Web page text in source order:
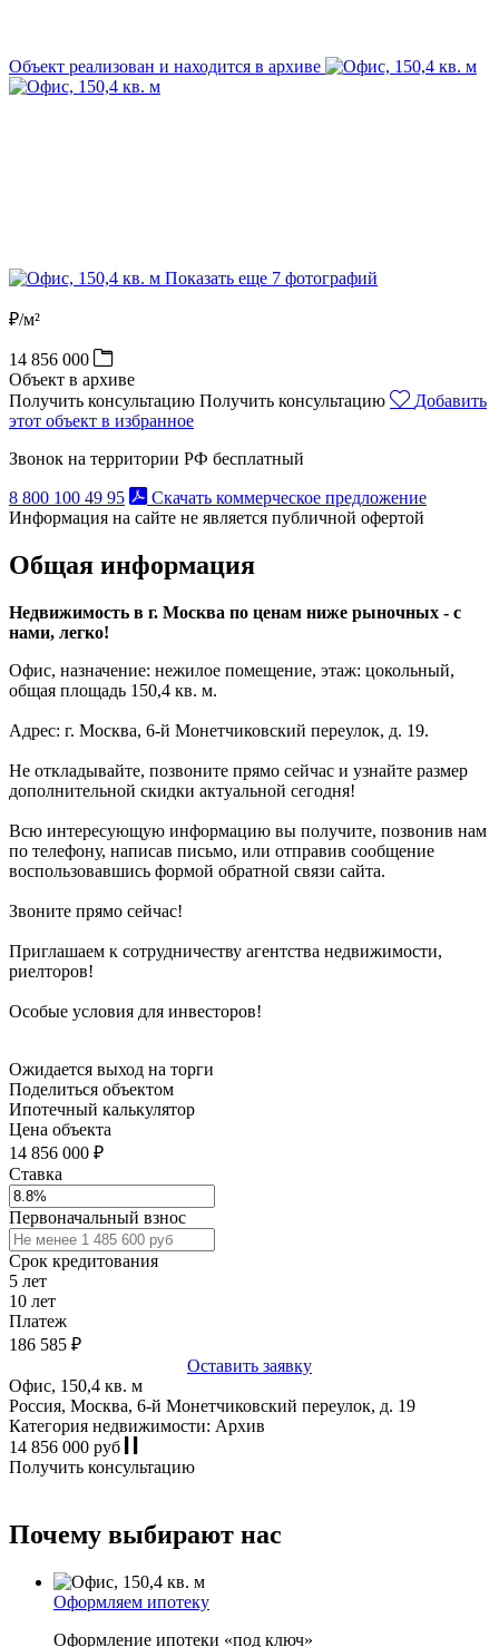
Объект реализован и находится в архиве
Показать еще 7 фотографий
₽/м²
14 856 000
Объект в архиве
Получить консультацию Получить консультацию
Добавить
этот объект в избранное
Звонок на территории РФ бесплатный
8 800 100 49 95
Скачать коммерческое предложение
Информация на сайте не является публичной офертой
Общая информация
Недвижимость в г. Москва по ценам ниже рыночных - с
нами, легко!
Офис, назначение: нежилое помещение, этаж: цокольный,
общая площадь 150,4 кв. м.
Адрес: г. Москва, 6-й Монетчиковский переулок, д. 19.
Не откладывайте, позвоните прямо сейчас и узнайте размер
дополнительной скидки актуальной сегодня!
Всю интересующую информацию вы получите, позвонив нам
по телефону, написав письмо, или отправив сообщение
воспользовавшись формой обратной связи сайта.
Звоните прямо сейчас!
Приглашаем к сотрудничеству агентства недвижимости,
риелторов!
Особые условия для инвесторов!
Ожидается выход на торги
Поделиться объектом
Ипотечный калькулятор
Цена объекта
14 856 000 ₽
Ставка
Первоначальный взнос
Срок кредитования
5 лет
10 лет
Платеж
186 585 ₽
Оставить заявку
Офис, 150,4 кв. м
Россия, Москва, 6-й Монетчиковский переулок, д. 19
Категория недвижимости: Архив
14 856 000 руб
Получить консультацию
Почему выбирают нас
Оформляем ипотеку
Оформление ипотеки «под ключ»